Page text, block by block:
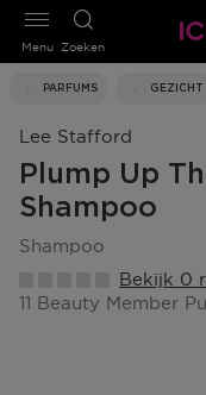
Zoeken
PARFUMS GEZICHT
Menu
Lee Stafford
Plump Up
Shampoo
shampoo
Bekijk 0
11 Beauty Member